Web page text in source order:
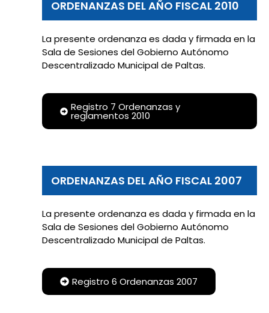
ORDENANZAS DEL AÑO FISCAL 2010
La presente ordenanza es dada y firmada en la
Sala de Sesiones del Gobierno Autónomo
Descentralizado Municipal de Paltas.
Registro 7 Ordenanzas y
reglamentos 2010
ORDENANZAS DEL AÑO FISCAL 2007
La presente ordenanza es dada y firmada en la
Sala de Sesiones del Gobierno Autónomo
Descentralizado Municipal de Paltas.
Registro 6 Ordenanzas 2007